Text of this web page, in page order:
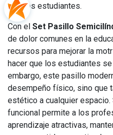
los estudiantes.
Con el Set Pasillo
de dolor comunes en la
recursos para mejorar la
hacer que los estudiantes
embargo, este pasillo
desempeño físico, sino que
estético a cualquier espacio.
funcional permite a los
aprendizaje atractivas,